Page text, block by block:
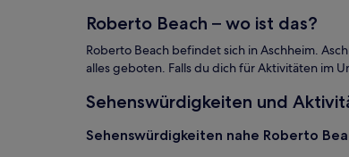
können
zusätzliche
Bedingungen
gelten.
Roberto Beach – wo ist das?
Roberto Beach befindet sich in Aschheim.
alles geboten. Falls du dich für Aktivitäten im
Sehenswürdigkeiten und
Sehenswürdigkeiten nahe Roberto